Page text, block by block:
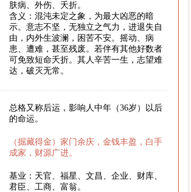
肤病、外伤、夭折。
含义：混沌未定之象，为最大凶恶的暗
示。意志不坚，无独立之气力，进退失自
由，内外生波澜，困苦不安。摇动、病
患、遭难，甚至残废。若伴有其他好数者
可免致短命夭折。其人辛苦一生，志望难
达，破灭无常。
总格又称后运，影响人中年（36岁）以后
的命运。
（掘藏得金）家门余庆，金钱丰盈，白手
成家，财源广进。
基业：天官、福星、文昌、企业、财库、
君臣、工商、富翁。